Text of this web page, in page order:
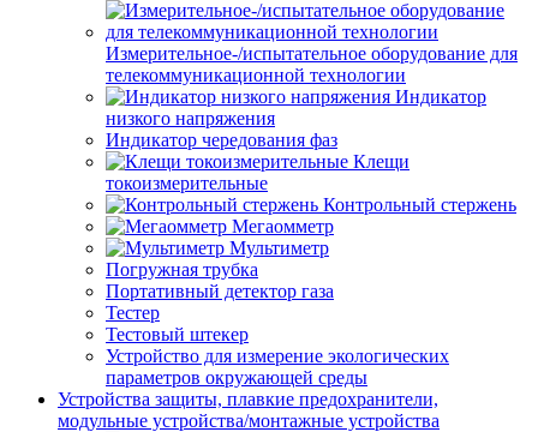
Измерительное-/испытательное оборудование для
телекоммуникационной технологии
Индикатор
низкого напряжения
Индикатор чередования фаз
Клещи
токоизмерительные
Контрольный стержень
Мегаомметр
Мультиметр
Погружная трубка
Портативный детектор газа
Тестер
Тестовый штекер
Устройство для измерение экологических
параметров окружающей среды
Устройства защиты, плавкие предохранители,
модульные устройства/монтажные устройства